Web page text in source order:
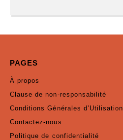
PAGES
À propos
Clause de non-responsabilité
Conditions Générales d’Utilisation
Contactez-nous
Politique de confidentialité